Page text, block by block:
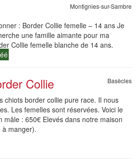
Montignies-sur-Sambre
: Border Collie femelle – 14 ans Je
une famille aimante pour ma
Collie femelle blanche de 14 ans.
Collie Basècles
chiots border collie pure race. Il nous
Les femelles sont réservées. Voici le
mâle : 650€ Elevés dans notre maison
à manger).